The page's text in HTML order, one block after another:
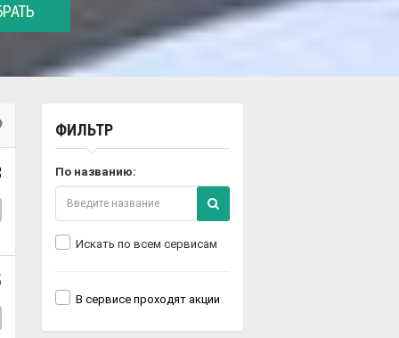
ФИЛЬТР
По названию:
Искать по всем сервисам
В сервисе проходят акции